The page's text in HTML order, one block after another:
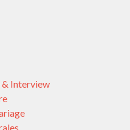
& Interview